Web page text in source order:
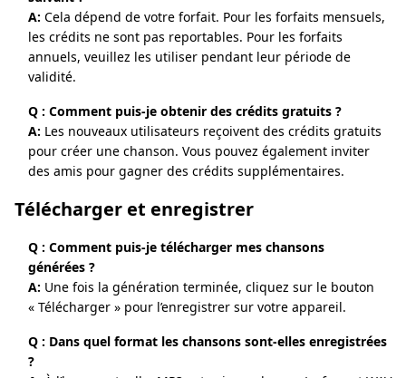
A: Cela dépend de votre forfait. Pour les forfaits mensuels,
les crédits ne sont pas reportables. Pour les forfaits
annuels, veuillez les utiliser pendant leur période de
validité.
Q : Comment puis-je obtenir des crédits gratuits ?
A: Les nouveaux utilisateurs reçoivent des crédits gratuits
pour créer une chanson. Vous pouvez également inviter
des amis pour gagner des crédits supplémentaires.
Télécharger et enregistrer
Q : Comment puis-je télécharger mes chansons
générées ?
A: Une fois la génération terminée, cliquez sur le bouton
« Télécharger » pour l’enregistrer sur votre appareil.
Q : Dans quel format les chansons sont-elles enregistrées
?